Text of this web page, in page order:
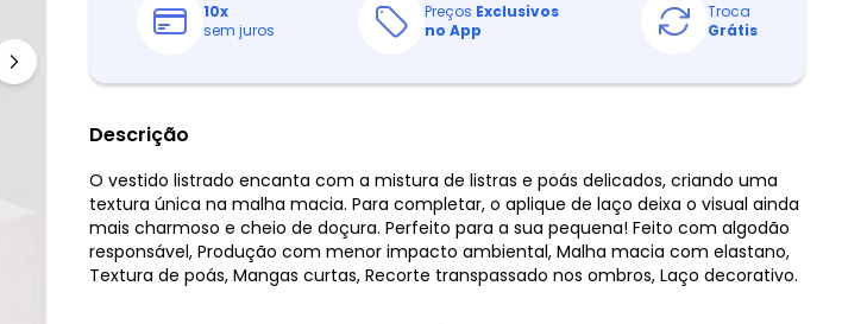
10x
sem juros
Preços Exclusivos
no App
Troca
Grátis
Descrição
O vestido listrado encanta com a mistura de listras e poás delicados, criando uma
textura única na malha macia. Para completar, o aplique de laço deixa o visual ainda
mais charmoso e cheio de doçura. Perfeito para a sua pequena! Feito com algodão
responsável, Produção com menor impacto ambiental, Malha macia com elastano,
Textura de poás, Mangas curtas, Recorte transpassado nos ombros, Laço decorativo.